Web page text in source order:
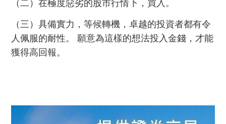
（三）具備實力，等候轉機，卓越的投資者都有令
人佩服的耐性。 願意為這樣的想法投入金錢，才能
獲得高回報。